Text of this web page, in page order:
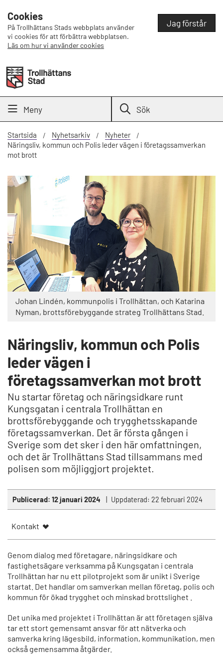
Cookies
På Trollhättans Stads webbplats använder
vi cookies för att förbättra webbplatsen.
Läs om hur vi använder cookies
Jag förstår
Meny Sök
Startsida Nyhetsarkiv
Nyheter
Näringsliv, kommun och Polis leder vägen i företagssamverkan
mot brott
Johan Lindén, kommunpolis i Trollhättan, och Katarina
Nyman, brottsförebyggande strateg Trollhättans Stad.
Näringsliv, kommun och Polis
leder vägen i
företagssamverkan mot brott
Nu startar företag och näringsidkare runt
Kungsgatan i centrala Trollhättan en
brottsförebyggande och trygghetsskapande
företagssamverkan. Det är första gången i
Sverige som det sker i den här omfattningen,
och det är Trollhättans Stad tillsammans med
polisen som möjliggjort projektet.
Publicerad: 12 januari 2024 Uppdaterad: 22 februari 2024
Kontakt
Genom dialog med företagare, näringsidkare och
fastighetsägare verksamma på Kungsgatan i centrala
Trollhättan har nu ett pilotprojekt som är unikt i Sverige
startat. Det handlar om samverkan mellan företag, polis och
kommun för ökad trygghet och minskad brottslighet .
Det unika med projektet i Trollhättan är att företagen själva
tar ett stort gemensamt ansvar för att nätverka och
samverka kring lägesbild, information, kommunikation, men
också gemensamma åtgärder.